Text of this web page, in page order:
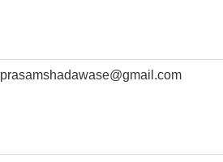
prasamshadawase@gmail.com